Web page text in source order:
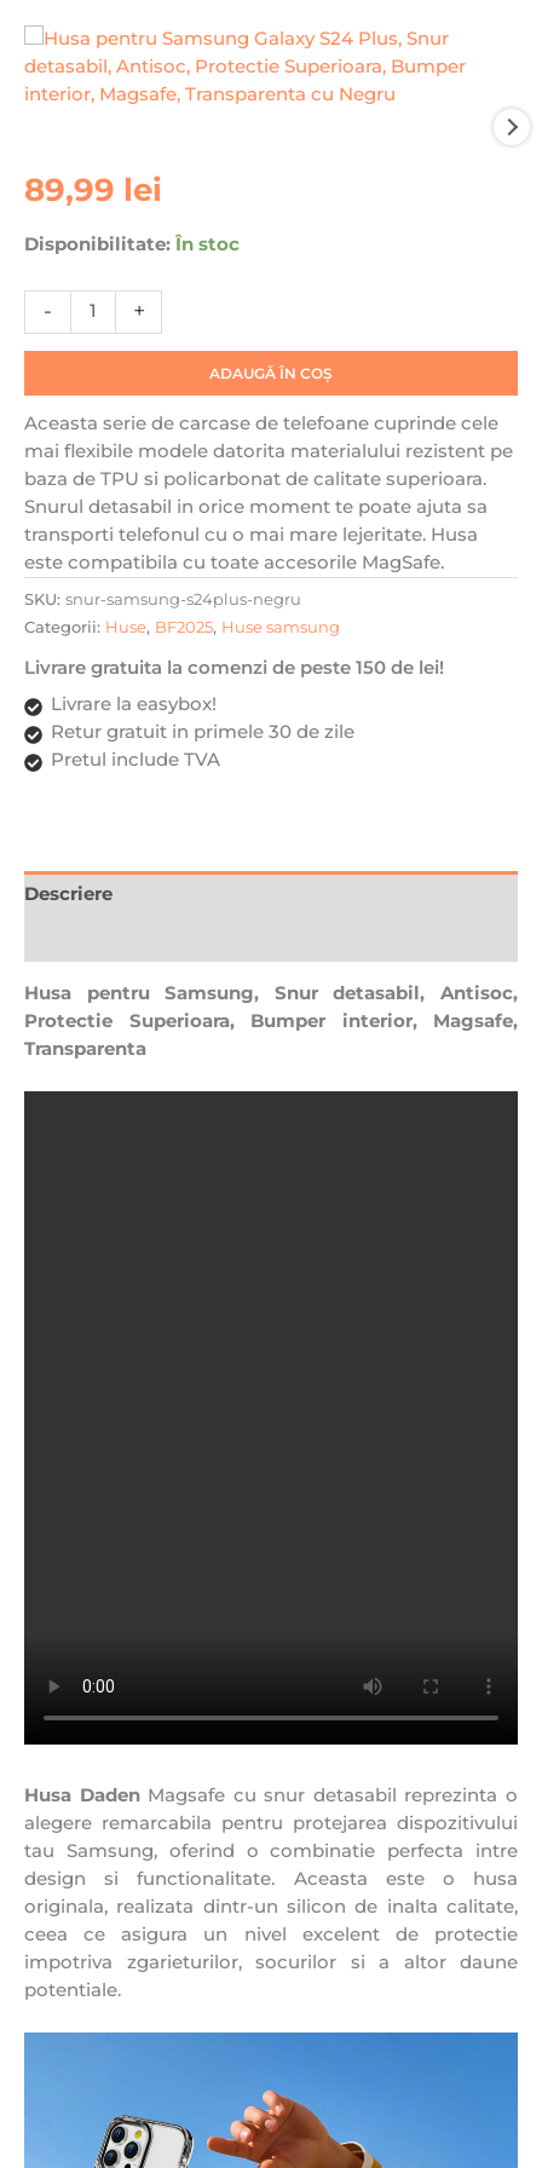
89,99 lei
Disponibilitate: În stoc
-
Cantitate
Husa
Samsung
Galaxy
S24
Plus,
detasabil,
Antisoc,
Protectie
Superioara,
Bumper
interior,
Magsafe,
Transparenta
cu
+
ADAUGĂ ÎN COȘ
Aceasta serie de carcase de telefoane cuprinde cele
mai flexibile modele datorita materialului rezistent pe
baza de TPU si policarbonat de calitate superioara.
Snurul detasabil in orice moment te poate ajuta sa
transporti telefonul cu o mai mare lejeritate. Husa
este compatibila cu toate accesorile MagSafe.
SKU: snur-samsung-s24plus-negru
Categorii: Huse, BF2025, Huse samsung
Livrare gratuita la comenzi de peste 150 de lei!
Livrare la easybox!
Retur gratuit in primele 30 de zile
Pretul include TVA
Descriere
Husa pentru Samsung, Snur detasabil, Antisoc,
Protectie Superioara, Bumper interior, Magsafe,
Transparenta
Husa DadenMagsafe cu snur detasabil reprezinta o
alegere remarcabila pentru protejarea dispozitivului
tau Samsung, oferind o combinatie perfecta intre
design si functionalitate. Aceasta este o husa
originala, realizata dintr-un silicon de inalta calitate,
ceea ce asigura un nivel excelent de protectie
impotriva zgarieturilor, socurilor si a altor daune
potentiale.